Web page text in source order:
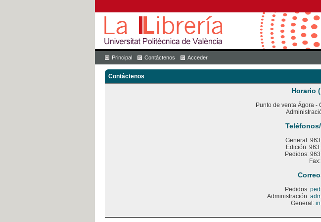
Principal Contáctenos Acceder
Contáctenos
Horario
Punto de venta Ágora -
General:
Edición:
Pedidos:
Pedidos:
Administración:
General: